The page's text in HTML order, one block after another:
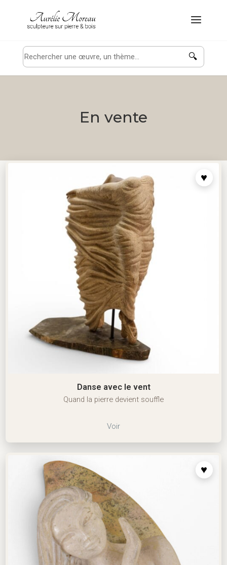
🔍
En vente
Danse avec le vent
Quand la pierre devient souffle
Voir